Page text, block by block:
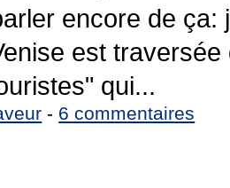
encore de
est
qui...
- 6 commentaires